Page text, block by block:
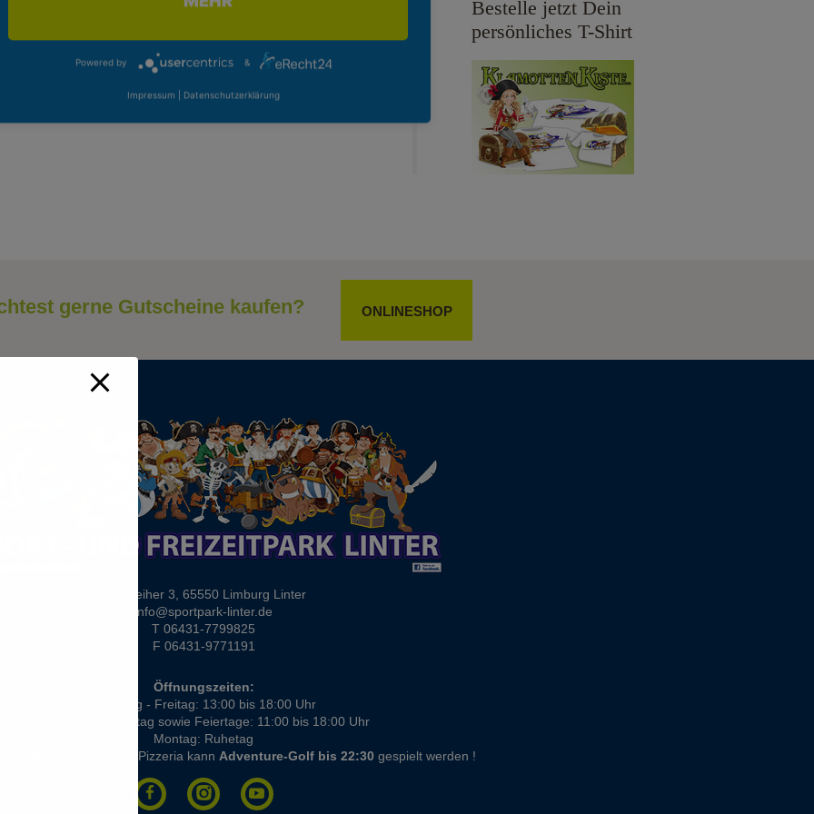
Bestelle jetzt Dein
persönliches T-Shirt
gerne Gutscheine kaufen? ONLINESHOP
Am Weiher 3, 65550 Limburg Linter
info@sportpark-linter.de
T 06431-7799825
F 06431-9771191
Öffnungszeiten:
Dienstag - Freitag: 13:00 bis 18:00 Uhr
Samstag u. Sonntag sowie Feiertage: 11:00 bis 18:00 Uhr
Montag: Ruhetag
der Öffnungszeiten der Pizzeria kann Adventure-Golf bis 22:30 gespielt werden !
Powered by &
Impressum Datenschutzerklärung